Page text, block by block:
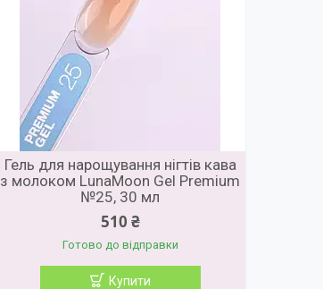
Гель для нарощування нігтів кава
з молоком LunaMoon Gel Premium
№25, 30 мл
510 ₴
Готово до відправки
Купити